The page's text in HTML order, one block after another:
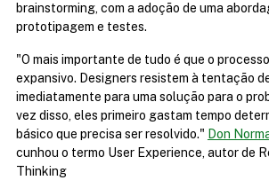
brainstorming, com a adoção de uma
prototipagem e testes.
"O mais importante de tudo é que o
expansivo. Designers resistem à tentação
imediatamente para uma solução para o
vez disso, eles primeiro gastam tempo
básico que precisa ser resolvido." Don
cunhou o termo User Experience, autor de
Thinking